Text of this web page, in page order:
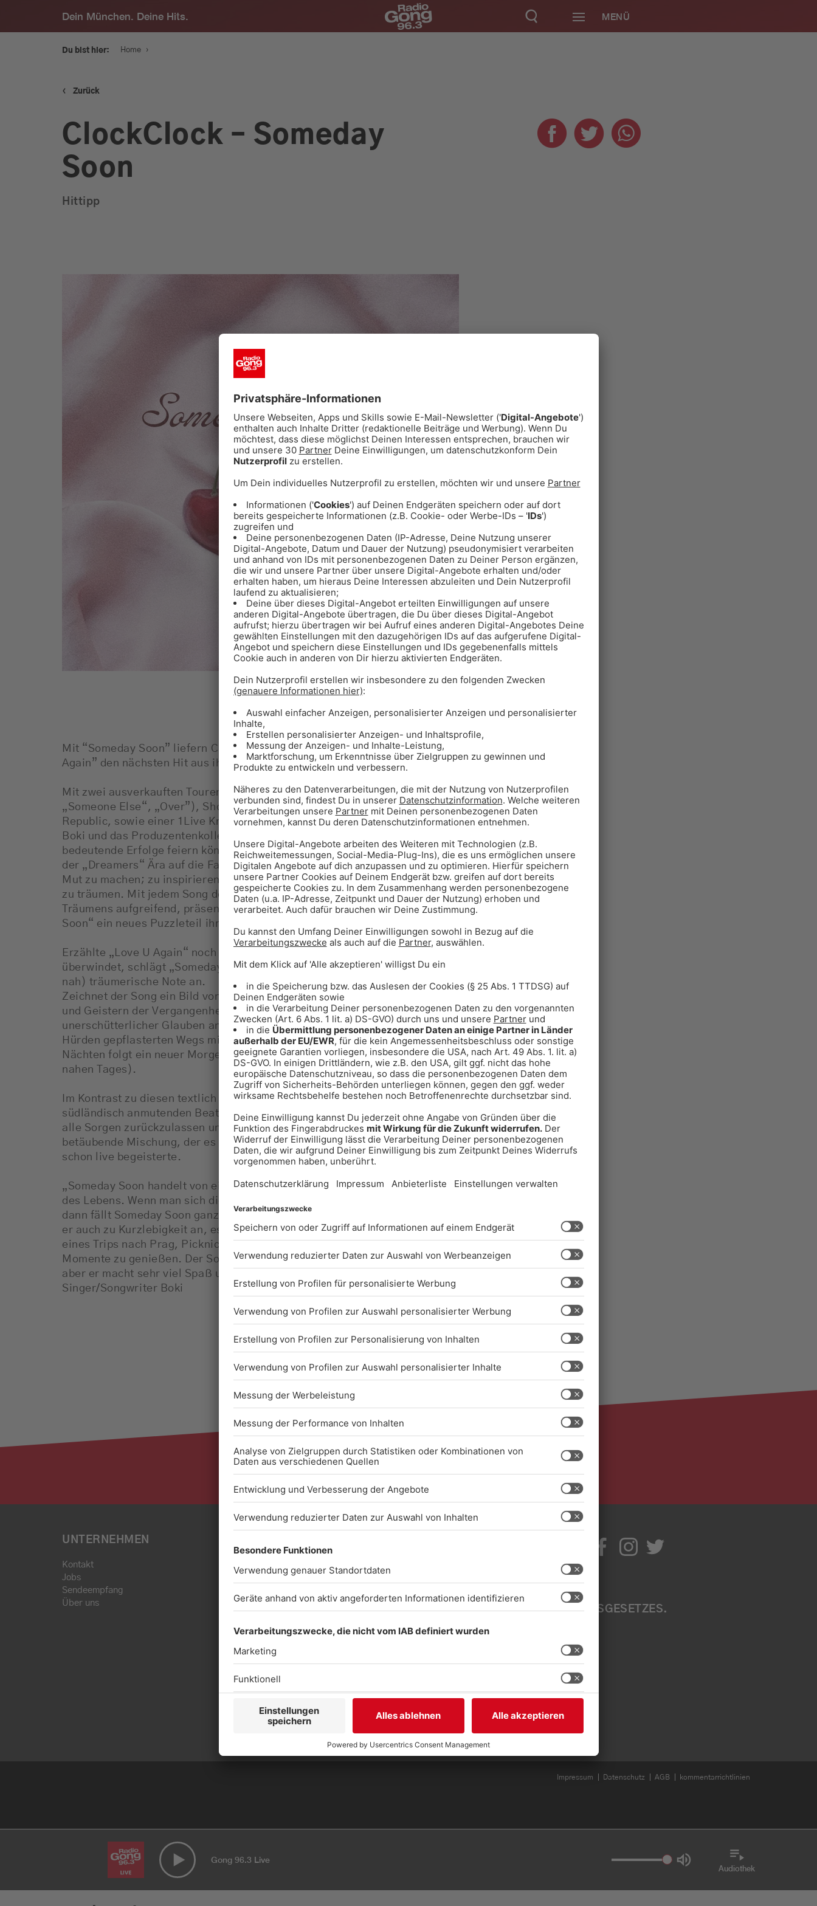
Dein München. Deine Hits.
MENÜ
Programm
Werbung
Du bist hier: Home ›
‹ Zurück
ClockClock – Someday
Soon
Hittipp
Mit “Someday Soon” liefern ClockClock nach der Radio Hit Single “Love U
Again” den nächsten Hit aus ihrem ersten Album “Dreamers”.
Mit zwei ausverkauften Touren, drei Radio #1 Platzierungen („Sorry“,
„Someone Else“, „Over”), Shows mit u.a. P!NK, SIMPLY RED und One
Republic, sowie einer 1Live Krone Nominierung, haben Singer/Songwriter
Boki und das Produzentenkollektiv um Mark und Feezy bis dato schon
bedeutende Erfolge feiern können. Dabei hat sich das Trio unter dem Stern
der „Dreamers“ Ära auf die Fahnen geschrieben mit ihrer bisherige Reise
Mut zu machen; zu inspirieren und deutlich zu machen, dass es sich lohnt
zu träumen. Mit jedem Song des kommenden Albums eine neue Facette des
Träumens aufgreifend, präsentiert die Band mit ihrer Single „Someday
Soon“ ein neues Puzzleteil ihrer Geschichte.
Erzählte „Love U Again“ noch von bedingungsloser Liebe, die alle Grenzen
überwindet, schlägt „Someday Soon“ eine wehmütigere und doch (Album-
nah) träumerische Note an.
Zeichnet der Song ein Bild von schlaflosen Nächten, kreisenden Gedanken,
und Geistern der Vergangenheit, schwingt dabei doch immer ein
unerschütterlicher Glauben an eine bessere Zukunft jenseits eines mit
Hürden gepflasterten Wegs mit. Der Lichtblick: auch nach den dunkelsten
Nächten folgt ein neuer Morgen – in Hoffnung auf someday soon (eines
nahen Tages).
Im Kontrast zu diesen textlich unterschwellig ernsteren Tönen stehen die
südländisch anmutenden Beats und leicht-lebigen Melodien, die einladen
alle Sorgen zurückzulassen und sich dem Rhythmus hinzugeben. Eine
betäubende Mischung, der es sich schwer entziehen lässt und die Fans
schon live begeisterte.
„Someday Soon handelt von einer Begierde, einer Lust auf die guten Seiten
des Lebens. Wenn man sich die Frage stellt, wie man sein Leben leben will,
dann fällt Someday Soon ganz klar auf die Genuss Seite. Gleichzeitig regt
er auch zu Kurzlebigkeit an, es geht um Freude & Spaß, um die Romantik
eines Trips nach Prag, Picknicks im Park, auf der Bühne zu Tanzen und
Momente zu genießen. Der Song ist vielleicht in dieser Form neu für uns,
aber er macht sehr viel Spaß und gute Laune.“ – Lead Sänger &
Singer/Songwriter Boki
UNTERNEHMEN
Kontakt
Jobs
Sendeempfang
Über uns
DARAN, UNSERE WEBSITE
GESTALTEN - GEMÄSS DEN A
NFORDERUNGEN DES B
ARRIEREFREIHEITSSTÄRKUNGSGESETZES. W
TOSSEN ODER UN
NÖTIGEN, KONTAKTIEREN SI
E UNS GERNE.
Studio-Hotline
Impressum Datenschutz AGB kommentarrichtlinien
Gong 96.3 Live
Audiothek